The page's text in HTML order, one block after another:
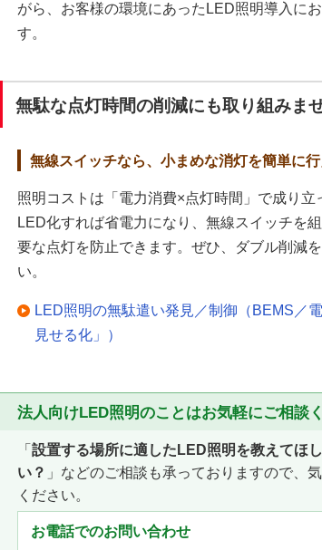
がら、お客様の環境にあったLED照明導入に
す。
無駄な点灯時間の削減にも取り組みま
無線スイッチなら、小まめな消灯を簡単に
照明コストは「電力消費×点灯時間」で成り立
LED化すれば省電力になり、無線スイッチを
要な点灯を防止できます。ぜひ、ダブル削減
い。
LED照明の無駄遣い発見／制御（BEMS／
見せる化」）
法人向けLED照明のことはお気軽にご相談く
「 設置する場所に適したLED照明を教えてほ
い？ 」などのご相談も承っておりますので、
ください。
お電話でのお問い合わせ